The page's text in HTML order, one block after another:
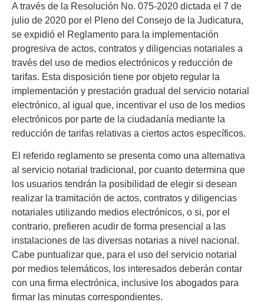
A través de la Resolución No. 075-2020 dictada el 7 de
julio de 2020 por el Pleno del Consejo de la Judicatura,
se expidió el Reglamento para la implementación
progresiva de actos, contratos y diligencias notariales a
través del uso de medios electrónicos y reducción de
tarifas. Esta disposición tiene por objeto regular la
implementación y prestación gradual del servicio notarial
electrónico, al igual que, incentivar el uso de los medios
electrónicos por parte de la ciudadanía mediante la
reducción de tarifas relativas a ciertos actos específicos.
El referido reglamento se presenta como una alternativa
al servicio notarial tradicional, por cuanto determina que
los usuarios tendrán la posibilidad de elegir si desean
realizar la tramitación de actos, contratos y diligencias
notariales utilizando medios electrónicos, o si, por el
contrario, prefieren acudir de forma presencial a las
instalaciones de las diversas notarias a nivel nacional.
Cabe puntualizar que, para el uso del servicio notarial
por medios telemáticos, los interesados deberán contar
con una firma electrónica, inclusive los abogados para
firmar las minutas correspondientes.